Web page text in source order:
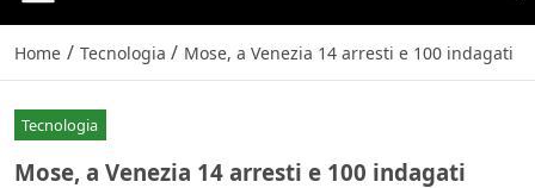
Home / Tecnologia / Mose, a Venezia 14 arresti e 100 indagati
Tecnologia
Mose, a Venezia 14 arresti e 100 indagati